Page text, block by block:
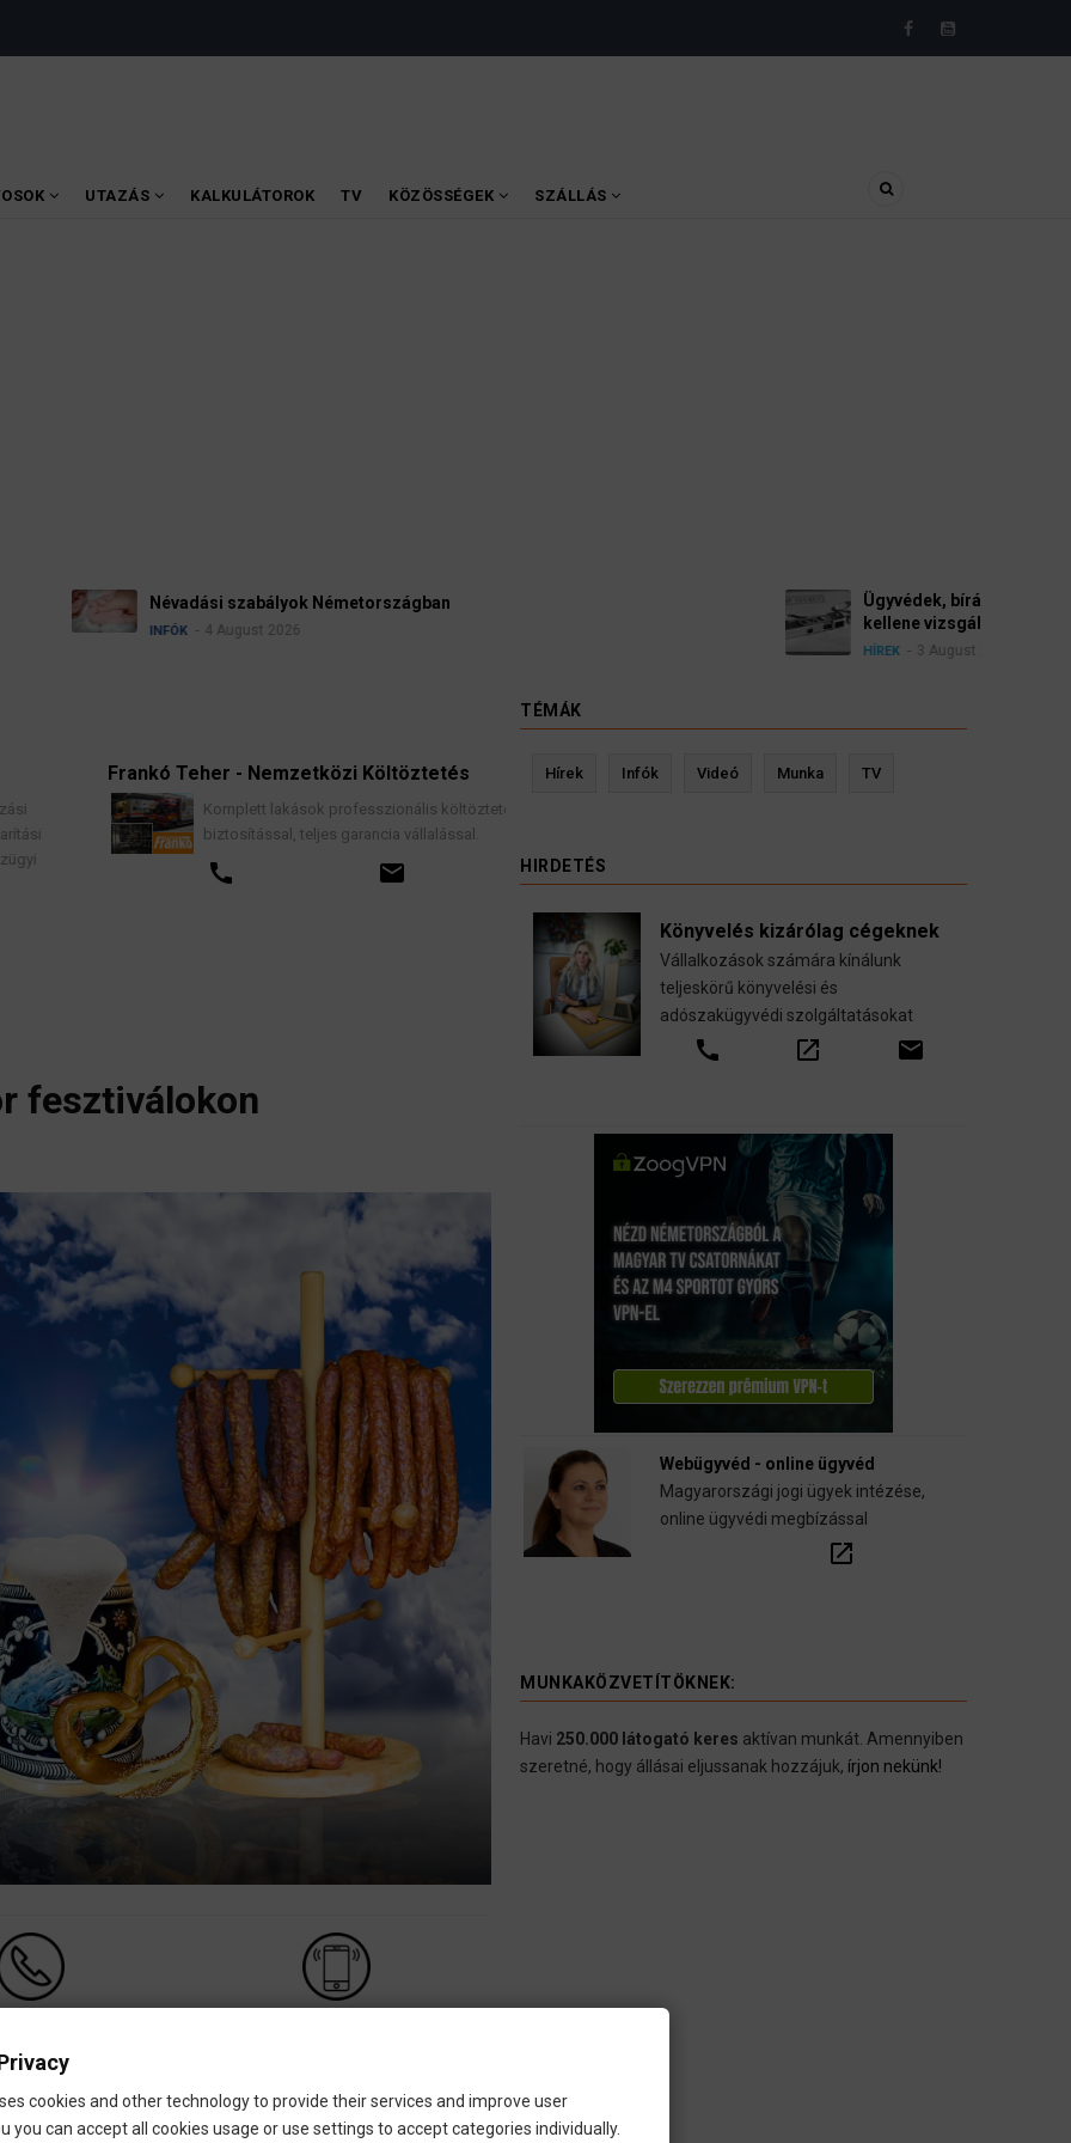
UTAZÁS KALKULÁTOROK TV KÖZÖSSÉGEK SZÁLLÁS
Ügyvédek, bírák és ügyészek szerint a német politikának mielőbb meg
kellene vizsgálnia egy pártbetiltási eljárás elindítását.
Frankó Teher - Nemzetközi Költöztetés
Komplett lakások professzionális költöztetése
biztosítással, teljes garancia vállalással.
Kevin Ressler biztosítási szakértő
fesztiválokon
call +49 1520 6359 328
TÉMÁK
Hírek Infók Videó Munka TV
HIRDETÉS
Könyvelés kizárólag cégeknek
Vállalkozások számára kínálunk
teljeskörű könyvelési és
adószakügyvédi szolgáltatásokat
call open_in_new email
Webügyvéd - online ügyvéd
Magyarországi jogi ügyek intézése,
online ügyvédi megbízással
open_in_new
MUNKAKÖZVETÍTÖKNEK:
Havi 250.000 látogató keres aktívan munkát. Amennyiben
szeretné, hogy állásai eljussanak hozzájuk, írjon nekünk!
cookies and other technology to provide their services and improve user
you can accept all cookies usage or use settings to accept categories individually.